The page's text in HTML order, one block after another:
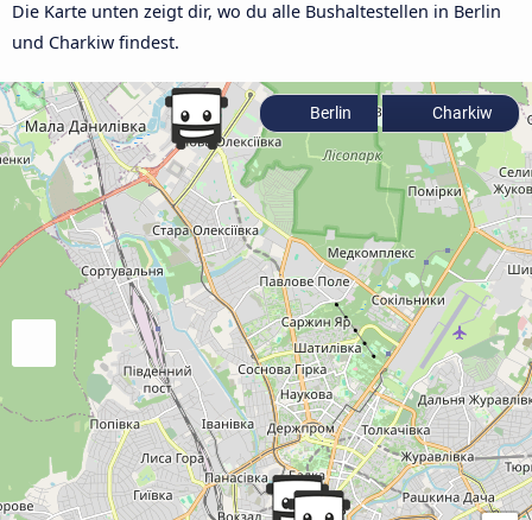
Die Karte unten zeigt dir, wo du alle Bushaltestellen in Berlin
und Charkiw findest.
Berlin Charkiw